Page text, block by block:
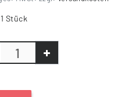
1 Stück